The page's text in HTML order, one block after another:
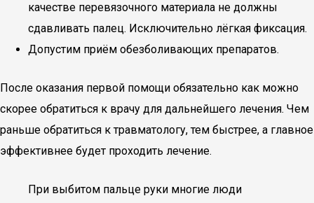
качестве перевязочного материала не должны
сдавливать палец. Исключительно лёгкая фиксация.
Допустим приём обезболивающих препаратов.
После оказания первой помощи обязательно как можно
скорее обратиться к врачу для дальнейшего лечения. Чем
раньше обратиться к травматологу, тем быстрее, а главное
эффективнее будет проходить лечение.
При выбитом пальце руки многие люди